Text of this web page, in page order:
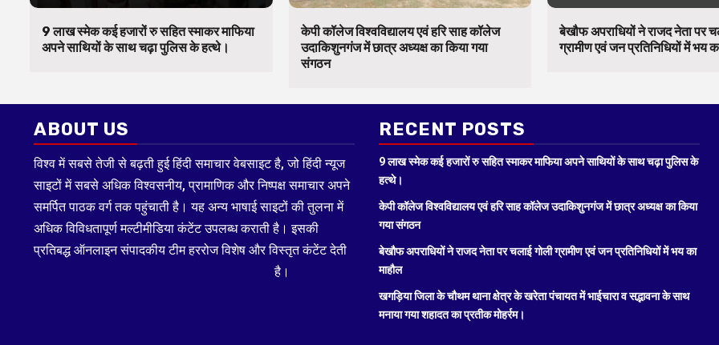
9 लाख स्मेक कई हजारों रु सहित स्माकर माफिया
अपने साथियों के साथ चढ़ा पुलिस के हत्थे।
केपी कॉलेज विश्वविद्यालय एवं हरि साह कॉलेज
उदाकिशुनगंज में छात्र अध्यक्ष का किया गया
संगठन
बेखौफ अपराधियों ने राजद नेता पर
ग्रामीण एवं जन प्रतिनिधियों में भय
ABOUT US
विश्व में सबसे तेजी से बढ़ती हुई हिंदी समाचार वेबसाइट है, जो हिंदी न्यूज
साइटों में सबसे अधिक विश्वसनीय, प्रामाणिक और निष्पक्ष समाचार अपने
समर्पित पाठक वर्ग तक पहुंचाती है। यह अन्य भाषाई साइटों की तुलना में
अधिक विविधतापूर्ण मल्टीमीडिया कंटेंट उपलब्ध कराती है। इसकी
प्रतिबद्ध ऑनलाइन संपादकीय टीम हररोज विशेष और विस्तृत कंटेंट देती
है।
RECENT POSTS
9 लाख स्मेक कई हजारों रु सहित स्माकर माफिया अपने साथियों के साथ चढ़ा पुलिस के
हत्थे।
केपी कॉलेज विश्वविद्यालय एवं हरि साह कॉलेज उदाकिशुनगंज में छात्र अध्यक्ष का किया
गया संगठन
बेखौफ अपराधियों ने राजद नेता पर चलाई गोली ग्रामीण एवं जन प्रतिनिधियों में भय का
माहौल
खगड़िया जिला के चौथम थाना क्षेत्र के खरेता पंचायत में भाईचारा व सद्भावना के साथ
मनाया गया शहादत का प्रतीक मोहर्रम।